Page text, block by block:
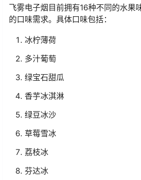
飞雾电子烟目前拥有16种不同的水果
的口味需求。具体口味包括：
冰柠薄荷
多汁葡萄
绿宝石甜瓜
香芋冰淇淋
绿豆冰沙
草莓雪冰
荔枝冰
芬达冰